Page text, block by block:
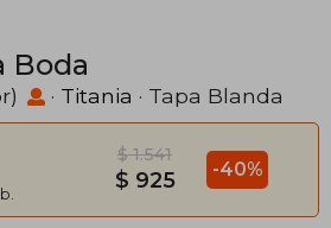
Boda
· Titania · Tapa Blanda
$ 1.541
$ 925 -40%